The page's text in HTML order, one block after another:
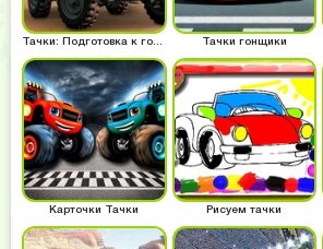
Тачки гонщики
Карточки Тачки Рисуем тачки